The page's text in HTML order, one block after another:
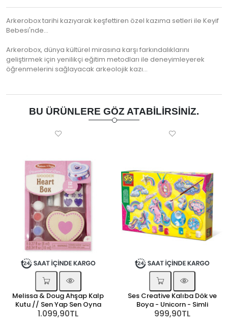
Arkerobox tarihi kazıyarak keşfettiren özel kazıma setleri ile Keyif
Bebesi'nde...
Arkerobox, dünya kültürel mirasına karşı farkındalıklarını
geliştirmek için yenilikçi eğitim metodları ile deneyimleyerek
öğrenmelerini sağlayacak arkeolojik kazı…
BU ÜRÜNLERE GÖZ ATABILIRSINIZ.
Melissa & Doug Ahşap Kalp
Kutu // Sen Yap Sen Oyna
1.099,90TL
Ses Creative Kalıba Dök ve
Boya - Unicorn - Simli
999,90TL